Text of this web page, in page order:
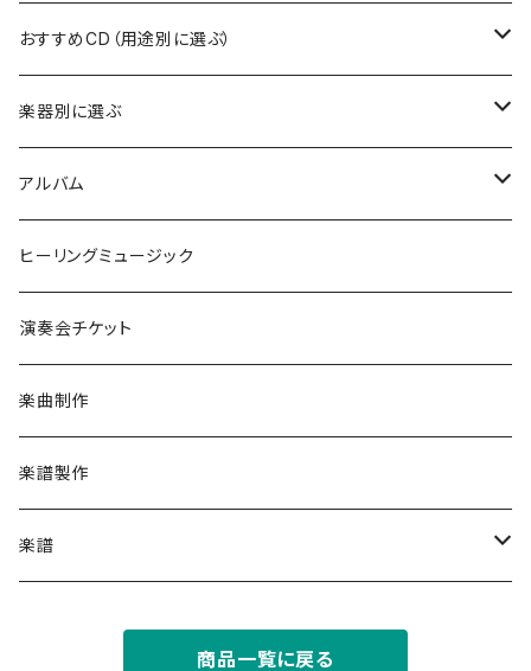
おすすめCD（用途別に選ぶ）
自分の気持ちと向き合いたい時に
デトックスしたい時に
ゆったり眠りたい時に
ワクワクしたい時に
車のBGMに
幸せを引き寄せたい時に
部屋でゆっくりしたい時に
楽器別に選ぶ
ピアノ
クリスタルボウル
ケルティックハープ（アイリッシュハープ）
ハープ（ヴァーチャル音源）
ストリングス（弦楽器・ヴァーチャル音源）
アイリッシュフルート
アルバム
Peaceful Music ピースフルピアノ
with 安生正人
ヴォーカル
Soundtrack サウンドトラック
ヒーリングミュージック
演奏会チケット
楽曲制作
楽譜製作
楽譜
商品一覧に戻る